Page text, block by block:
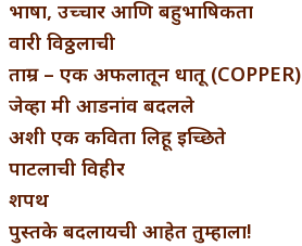
भाषा, उच्चार आणि बहुभाषिकता
वारी विठ्ठलाची
ताम्र – एक अफलातून धातू (COPPER)
जेव्हा मी आडनांव बदलले
अशी एक कविता लिहू इच्छिते
पाटलाची विहीर
शपथ
पुस्तके बदलायची आहेत तुम्हाला!